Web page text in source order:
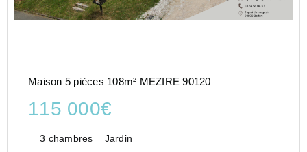
Maison 5 pièces 108m² MEZIRE 90120
115 000€
3 chambres Jardin